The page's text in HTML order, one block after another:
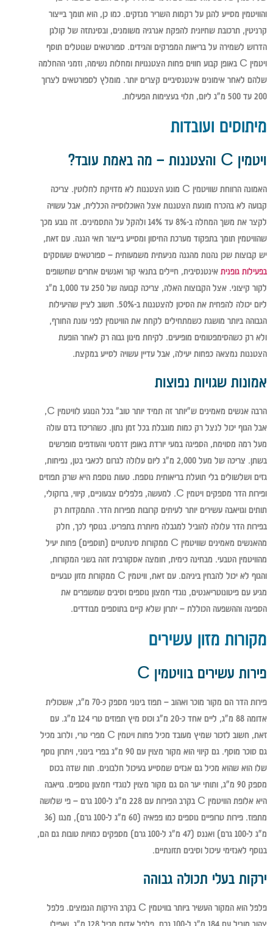
והוויטמין מסייע להגן על רקמות השריר מנזקים. כמו כן, הוא תומך בייצור
קרניטין, תרכובת שחיונית להפקת אנרגיה משומנים, ובסינתזה של קולגן
הדרוש לשמירה על בריאות המפרקים והגידים. ספורטאים שנוטלים תוסף
ויטמין C באופן קבוע חווים פחות הצטננויות ומחלות נשימה, וזמני ההחלמה
שלהם לאחר אימונים אינטנסיביים קצרים יותר. מומלץ לספורטאים לצרוך
200 עד 500 מ"ג ליום, תלוי בעצימות הפעילות.
מיתוסים ועובדות
ויטמין C והצטננות – מה באמת עובד?
האמונה הרווחת שוויטמין C מונע הצטננות לא מדויקת לחלוטין. צריכה
קבועה לא בהכרח מונעת הצטננות אצל האוכלוסייה הכללית, אבל עשויה
לקצר את משך המחלה ב-8% עד 14% ולהקל על התסמינים. זה נובע מכך
שהוויטמין תומך בתפקוד מערכת החיסון ומסייע בייצור תאי הגנה. עם זאת,
יש קבוצות שכן נהנות מהגנה מניעתית משמעותית – ספורטאים שעוסקים
בפעילות גופנית אינטנסיבית, חיילים בתנאי קור ואנשים אחרים שחשופים
לקור קיצוני. אצל הקבוצות האלה, צריכה קבועה של 250 עד 1,000 מ"ג
ליום יכולה להפחית את הסיכון להצטננות ב-50%. חשוב לציין שהיעילות
הגבוהה ביותר מושגת כשמתחילים לקחת את הוויטמין לפני עונת החורף,
ולא רק כשהסימפטומים מופיעים. לקיחת מינון גבוה רק לאחר הופעת
הצטננות נמצאה כפחות יעילה, אבל עדיין עשויה לסייע במקצת.
אמונות שגויות נפוצות
הרבה אנשים מאמינים ש"יותר זה תמיד יותר טוב" בכל הנוגע לוויטמין C,
אבל הגוף יכול לנצל רק כמות מוגבלת בכל זמן נתון. כשהריכוז בדם עולה
מעל רמה מסוימת, הספיגה במעי יורדת באופן דרמטי והעודפים מופרשים
בשתן. צריכה של מעל 2,000 מ"ג ליום עלולה לגרום לכאבי בטן, נפיחות,
גזים ושלשולים בלי תועלת בריאותית נוספת. טעות נוספת היא שרק תפוזים
ופירות הדר מספקים ויטמין C. למעשה, פלפלים צבעוניים, קיווי, ברוקולי,
תותים וגויאבה עשירים יותר לעיתים קרובות מפירות הדר. התמקדות רק
בפירות הדר עלולה להוביל למגבלה מיותרת בתפריט. בנוסף לכך, חלק
מהאנשים מאמינים שוויטמין C ממקורות סינתטיים (תוספים) פחות יעיל
מהוויטמין הטבעי. מבחינה כימית, חומצה אסקורבית זהה בשני המקורות,
והגוף לא יכול להבחין ביניהם. עם זאת, וויטמין C ממקורות מזון טבעיים
מגיע עם פיטונוטריאנטים, נוגדי חמצון נוספים וסיבים שמשפרים את
הספיגה וההשפעה הכוללת – יתרון שלא קיים בתוספים מבודדים.
מקורות מזון עשירים
פירות עשירים בוויטמין C
פירות הדר הם מקור מוכר ואהוב – תפוז בינוני מספק כ-70 מ"ג, אשכולית
אדומה 88 מ"ג, ליים אחד כ-20 מ"ג וכוס מיץ תפוזים טרי 124 מ"ג. עם
זאת, חשוב לזכור שמיץ מעובד מכיל פחות ויטמין C מפרי טרי, ולרוב מכיל
גם סוכר מוסף. גם קיווי הוא מקור מצוין עם 90 מ"ג בפרי בינוני, ויתרון נוסף
שלו הוא שהוא מכיל גם אנזים שמסייע בעיכול חלבונים. תות שדה בכוס
מספק 90 מ"ג, ותותי יער הם גם מקור מצוין לנוגדי חמצון נוספים. גויאבה
היא אלופת הוויטמין C בקרב הפירות עם 228 מ"ג ל-100 גרם – פי שלושה
מתפוז. פירות טרופיים נוספים כמו פפאיה (60 מ"ג ל-100 גרם), מנגו (36
מ"ג ל-100 גרם) ואננס (47 מ"ג ל-100 גרם) מספקים כמויות טובות גם הם,
בנוסף לאנזימי עיכול וסיבים תזונתיים.
ירקות בעלי תכולה גבוהה
פלפל הוא המקור העשיר ביותר בוויטמין C בקרב הירקות הנפוצים. פלפל